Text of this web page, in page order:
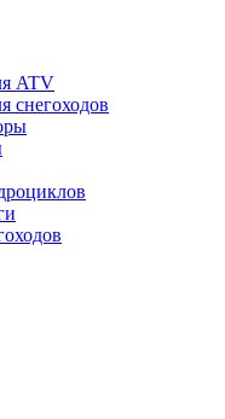
ATV
снегоходов